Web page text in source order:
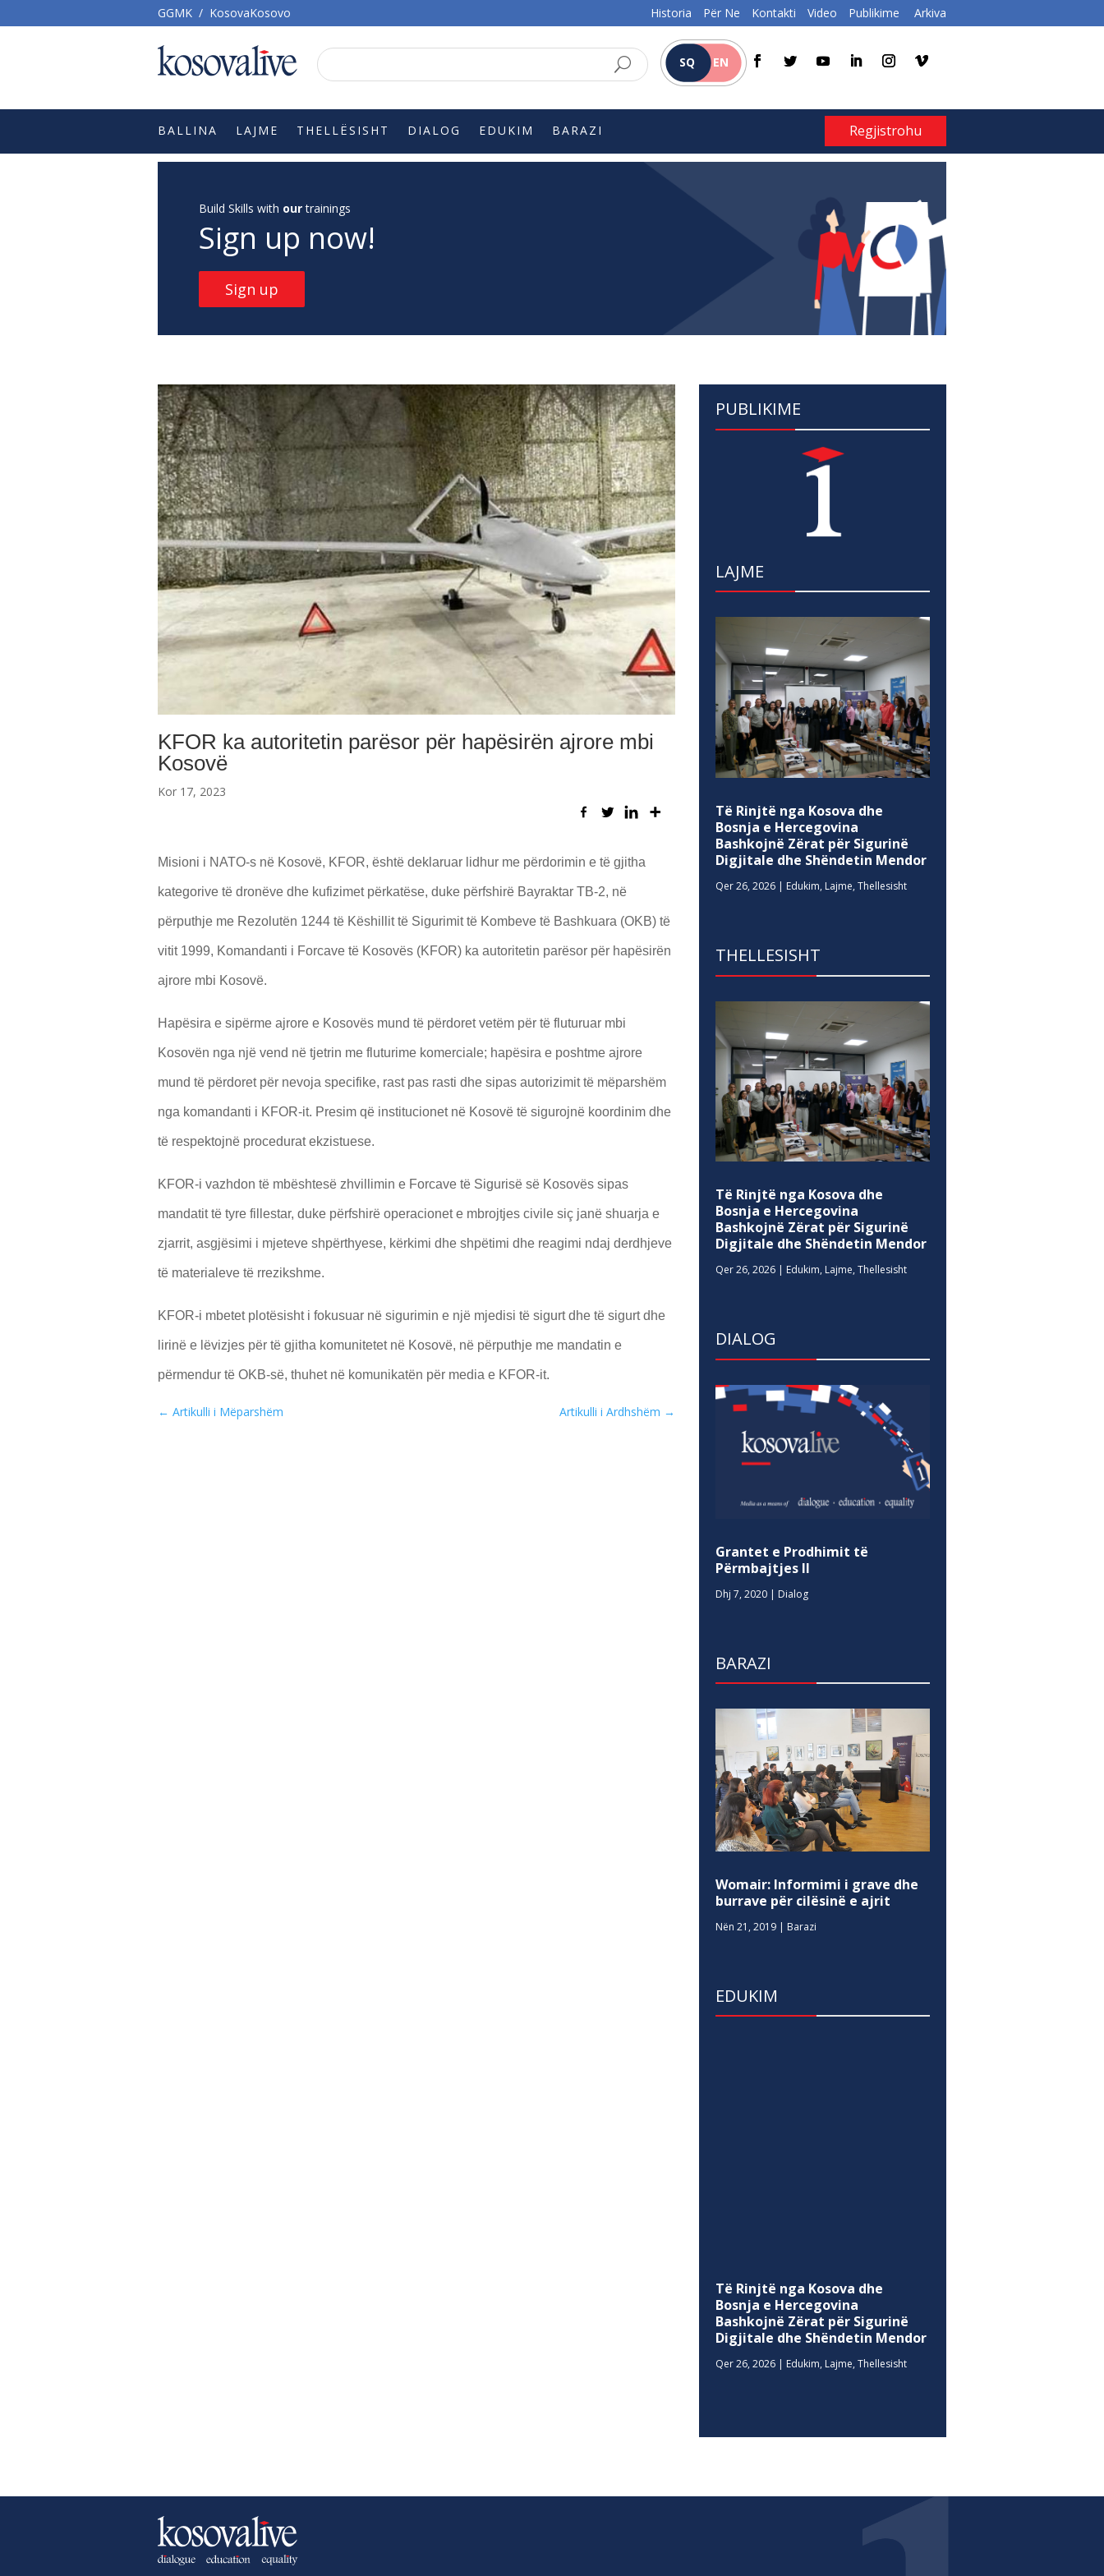
GGMK / KosovaKosovo Historia Për Ne Kontakti Video Publikime Arkiva
SQ EN
BALLINA LAJME THELLËSISHT DIALOG EDUKIM BARAZI Regjistrohu
Build Skills with ourtrainings
Sign up now!
Sign up
KFOR ka autoritetin parësor për hapësirën ajrore mbi
Kosovë
Kor 17, 2023
Misioni i NATO-s në Kosovë, KFOR, është deklaruar lidhur me përdorimin e të gjitha
kategorive të dronëve dhe kufizimet përkatëse, duke përfshirë Bayraktar TB-2, në
përputhje me Rezolutën 1244 të Këshillit të Sigurimit të Kombeve të Bashkuara (OKB) të
vitit 1999, Komandanti i Forcave të Kosovës (KFOR) ka autoritetin parësor për hapësirën
ajrore mbi Kosovë.
Hapësira e sipërme ajrore e Kosovës mund të përdoret vetëm për të fluturuar mbi
Kosovën nga një vend në tjetrin me fluturime komerciale; hapësira e poshtme ajrore
mund të përdoret për nevoja specifike, rast pas rasti dhe sipas autorizimit të mëparshëm
nga komandanti i KFOR-it. Presim që institucionet në Kosovë të sigurojnë koordinim dhe
të respektojnë procedurat ekzistuese.
KFOR-i vazhdon të mbështesë zhvillimin e Forcave të Sigurisë së Kosovës sipas
mandatit të tyre fillestar, duke përfshirë operacionet e mbrojtjes civile siç janë shuarja e
zjarrit, asgjësimi i mjeteve shpërthyese, kërkimi dhe shpëtimi dhe reagimi ndaj derdhjeve
të materialeve të rrezikshme.
KFOR-i mbetet plotësisht i fokusuar në sigurimin e një mjedisi të sigurt dhe të sigurt dhe
lirinë e lëvizjes për të gjitha komunitetet në Kosovë, në përputhje me mandatin e
përmendur të OKB-së, thuhet në komunikatën për media e KFOR-it.
← Artikulli i Mëparshëm Artikulli i Ardhshëm →
PUBLIKIME
LAJME
Të Rinjtë nga Kosova dhe
Bosnja e Hercegovina
Bashkojnë Zërat për Sigurinë
Digjitale dhe Shëndetin Mendor
Qer 26, 2026 | Edukim, Lajme,Thellesisht
THELLESISHT
Të Rinjtë nga Kosova dhe
Bosnja e Hercegovina
Bashkojnë Zërat për Sigurinë
Digjitale dhe Shëndetin Mendor
Qer 26, 2026 | Edukim, Lajme,Thellesisht
DIALOG
Grantet e Prodhimit të
Përmbajtjes II
Dhj 7, 2020 | Dialog
BARAZI
Womair: Informimi i grave dhe
burrave për cilësinë e ajrit
Nën 21, 2019 | Barazi
EDUKIM
Digjitale dhe Shëndetin Mendor
Qer 26, 2026|Edukim,Lajme,
NEWSLETTER